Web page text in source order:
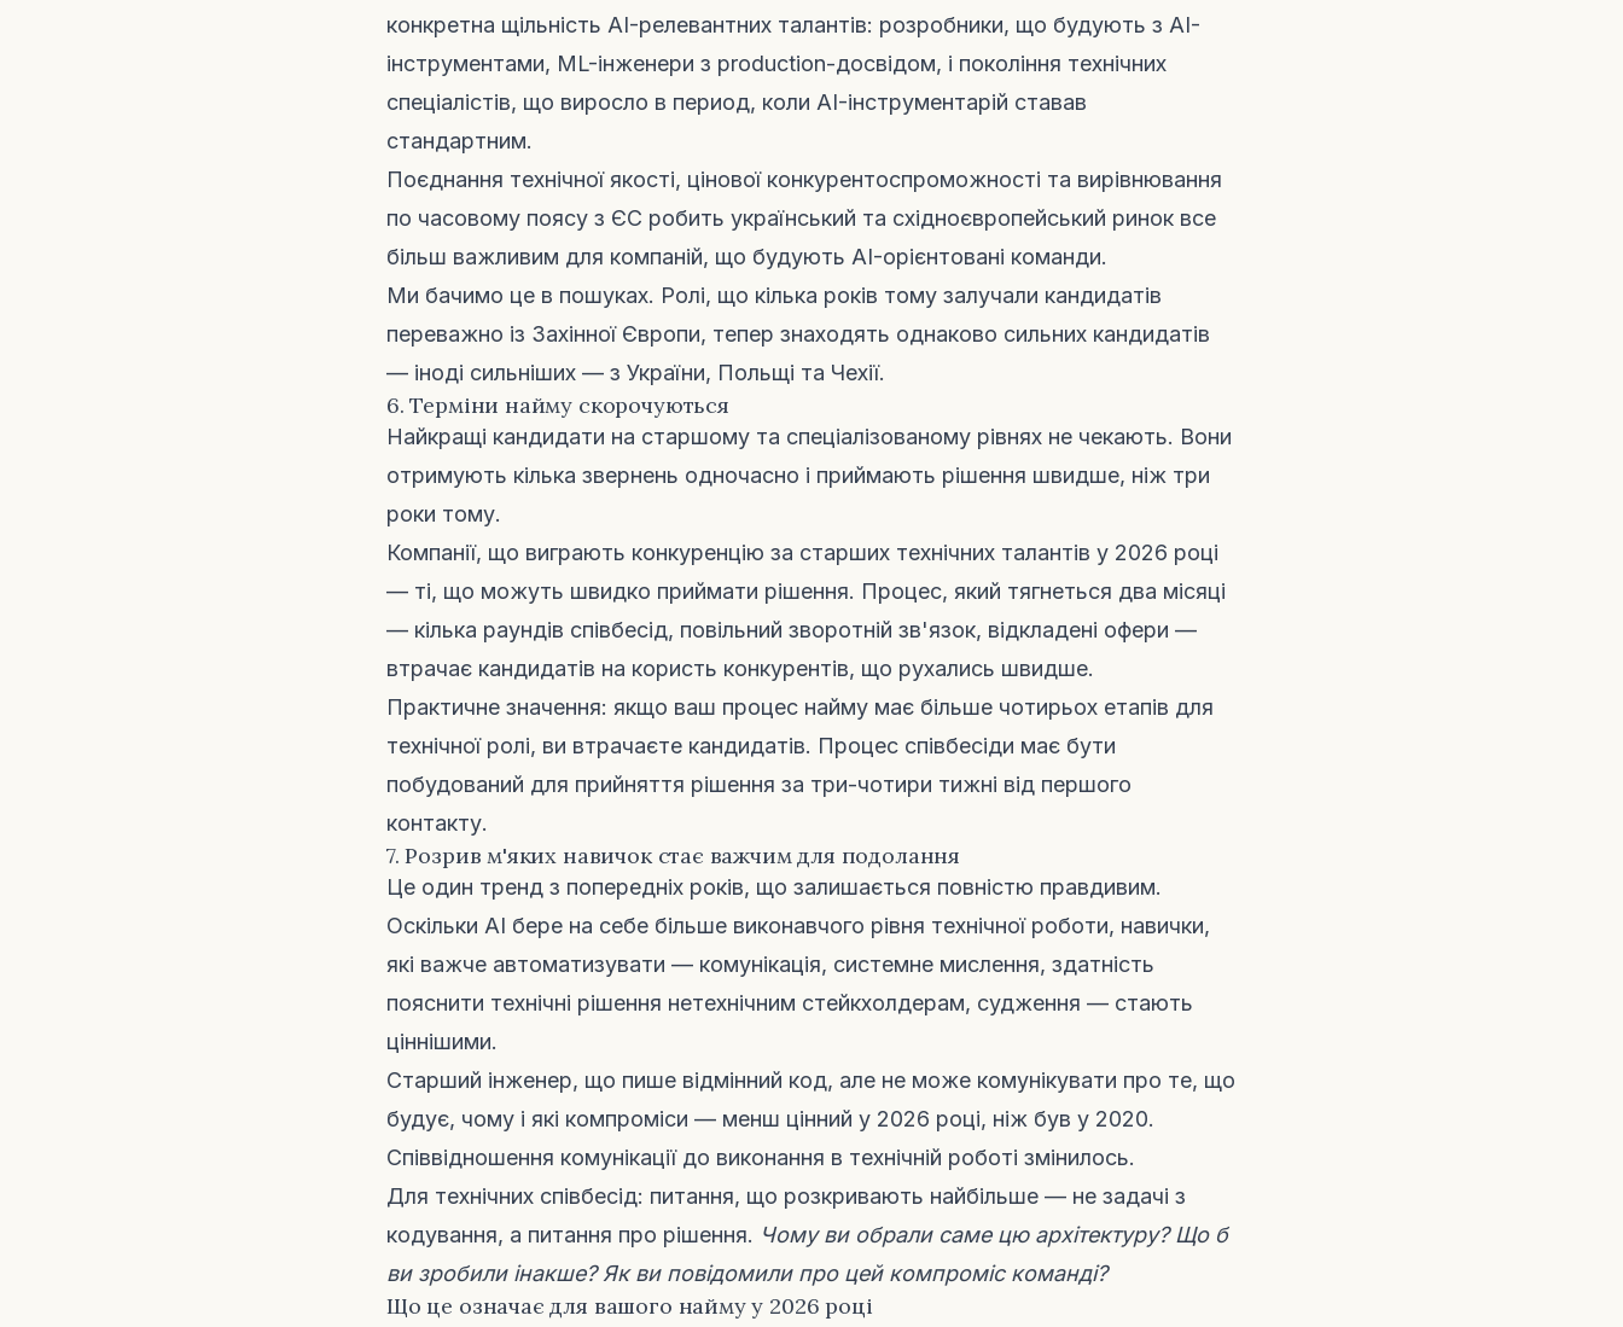
конкретна щільність AI-релевантних талантів: розробники, що будують з AI-
інструментами, ML-інженери з production-досвідом, і покоління технічних
спеціалістів, що виросло в период, коли AI-інструментарій ставав
стандартним.
Поєднання технічної якості, цінової конкурентоспроможності та вирівнювання
по часовому поясу з ЄС робить український та східноєвропейський ринок все
більш важливим для компаній, що будують AI-орієнтовані команди.
Ми бачимо це в пошуках. Ролі, що кілька років тому залучали кандидатів
переважно із Захінної Європи, тепер знаходять однаково сильних кандидатів
— іноді сильніших — з України, Польщі та Чехії.
6. Терміни найму скорочуються
Найкращі кандидати на старшому та спеціалізованому рівнях не чекають. Вони
отримують кілька звернень одночасно і приймають рішення швидше, ніж три
роки тому.
Компанії, що виграють конкуренцію за старших технічних талантів у 2026 році
— ті, що можуть швидко приймати рішення. Процес, який тягнеться два місяці
— кілька раундів співбесід, повільний зворотній зв'язок, відкладені офери —
втрачає кандидатів на користь конкурентів, що рухались швидше.
Практичне значення: якщо ваш процес найму має більше чотирьох етапів для
технічної ролі, ви втрачаєте кандидатів. Процес співбесіди має бути
побудований для прийняття рішення за три-чотири тижні від першого
контакту.
7. Розрив м'яких навичок стає важчим для подолання
Це один тренд з попередніх років, що залишається повністю правдивим.
Оскільки AI бере на себе більше виконавчого рівня технічної роботи, навички,
які важче автоматизувати — комунікація, системне мислення, здатність
пояснити технічні рішення нетехнічним стейкхолдерам, судження — стають
ціннішими.
Старший інженер, що пише відмінний код, але не може комунікувати про те, що
будує, чому і які компроміси — менш цінний у 2026 році, ніж був у 2020.
Співвідношення комунікації до виконання в технічній роботі змінилось.
Для технічних співбесід: питання, що розкривають найбільше — не задачі з
кодування, а питання про рішення. Чому ви обрали саме цю архітектуру? Що б
ви зробили інакше? Як ви повідомили про цей компроміс команді?
Що це означає для вашого найму у 2026 році